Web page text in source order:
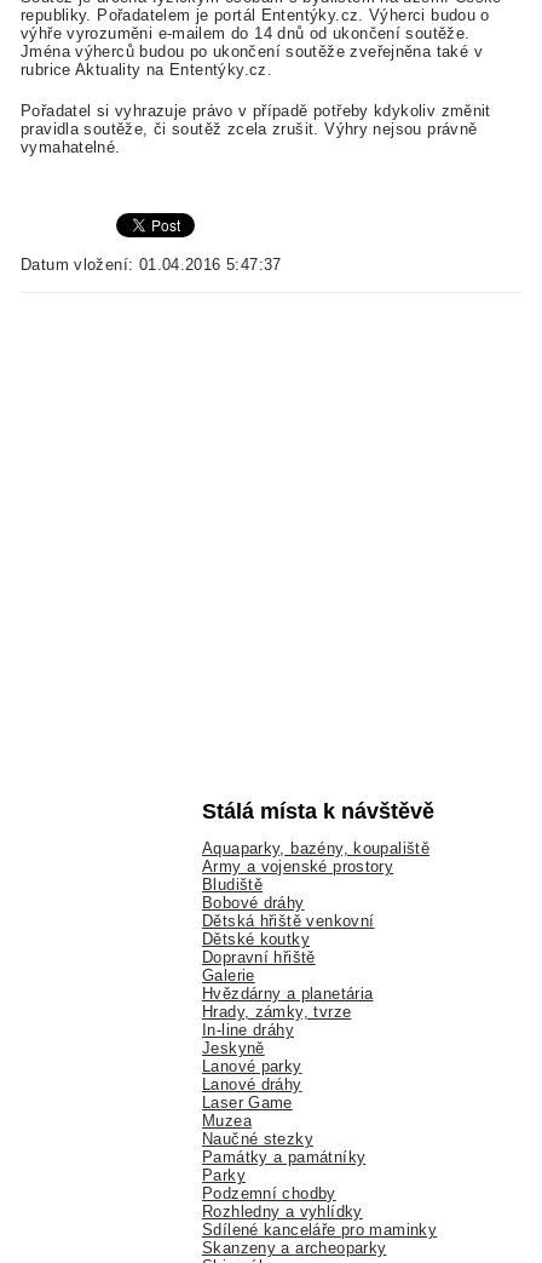
republiky. Pořadatelem je portál Ententýky.cz. Výherci budou o
výhře vyrozuměni e-mailem do 14 dnů od ukončení soutěže.
Jména výherců budou po ukončení soutěže zveřejněna také v
rubrice Aktuality na Ententýky.cz.
Pořadatel si vyhrazuje právo v případě potřeby kdykoliv změnit
pravidla soutěže, či soutěž zcela zrušit. Výhry nejsou právně
vymahatelné.
Datum vložení: 01.04.2016 5:47:37
Stálá místa k návštěvě
Aquaparky, bazény, koupaliště
Army a vojenské prostory
Bludiště
Bobové dráhy
Dětská hřiště venkovní
Dětské koutky
Dopravní hřiště
Galerie
Hvězdárny a planetária
Hrady, zámky, tvrze
In-line dráhy
Jeskyně
Lanové parky
Lanové dráhy
Laser Game
Muzea
Naučné stezky
Památky a památníky
Parky
Podzemní chodby
Rozhledny a vyhlídky
Sdílené kanceláře pro maminky
Skanzeny a archeoparky